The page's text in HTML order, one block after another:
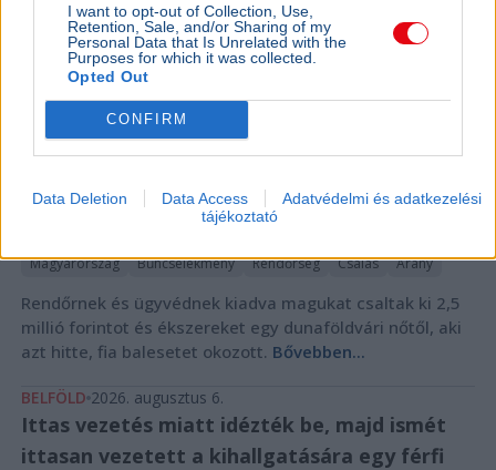
I want to opt-out of Collection, Use,
Retention, Sale, and/or Sharing of my
Personal Data that Is Unrelated with the
Purposes for which it was collected.
Opted Out
CONFIRM
Data Deletion Data Access
Adatvédelmi és adatkezelési
tájékoztató
Magyarország Bűncselekmény Rendőrség Csalás Arany
Rendőrnek és ügyvédnek kiadva magukat csaltak ki 2,5
millió forintot és ékszereket egy dunaföldvári nőtől, aki
azt hitte, fia balesetet okozott. Bővebben...
BELFÖLD 2026. augusztus 6.
Ittas vezetés miatt idézték be, majd ismét
ittasan vezetett a kihallgatására egy férfi